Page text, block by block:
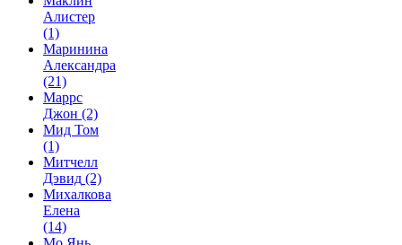
Алистер
(1)
Маринина
Александра
(21)
Маррс
Джон (2)
Мид Том
(1)
Митчелл
Дэвид (2)
Михалкова
Елена
(14)